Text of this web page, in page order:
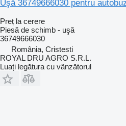
Uşă 36749666030 pentru
Preț la cerere
Piesă de schimb - uşă
36749666030
România, Cristesti
ROYAL DRU AGRO S.R.L.
Luați legătura cu vânzătorul